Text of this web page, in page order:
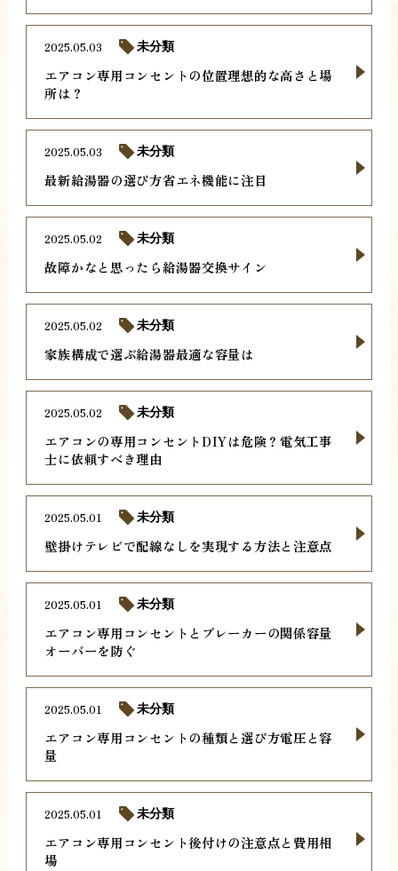
エアコン専用コンセントの位置理想的な高さと場
所は？
2025.05.03 未分類
最新給湯器の選び方省エネ機能に注目
2025.05.03 未分類
故障かなと思ったら給湯器交換サイン
2025.05.02 未分類
家族構成で選ぶ給湯器最適な容量は
2025.05.02 未分類
エアコンの専用コンセントDIYは危険？電気工事
士に依頼すべき理由
2025.05.02 未分類
壁掛けテレビで配線なしを実現する方法と注意点
2025.05.01 未分類
エアコン専用コンセントとブレーカーの関係容量
オーバーを防ぐ
2025.05.01 未分類
エアコン専用コンセントの種類と選び方電圧と容
量
2025.05.01 未分類
エアコン専用コンセント後付けの注意点と費用相
場
2025.05.01 未分類